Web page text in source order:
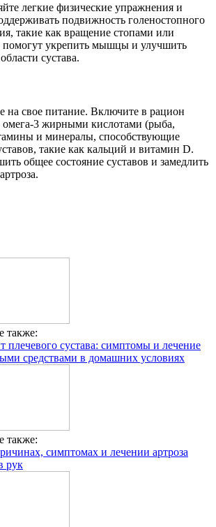
легкие физические упражнения и
подвижность голеностопного
такие как вращение стопами или
укрепить мышцы и улучшить
сустава.
на свое питание. Включите в рацион
омега-3 жирными кислотами (рыба,
и минералы, способствующие
такие как кальций и витамин D.
общее состояние суставов и замедлить
также:
плечевого сустава: симптомы и лечение
средствами в домашних условиях
также:
симптомах и лечении артроза
рук